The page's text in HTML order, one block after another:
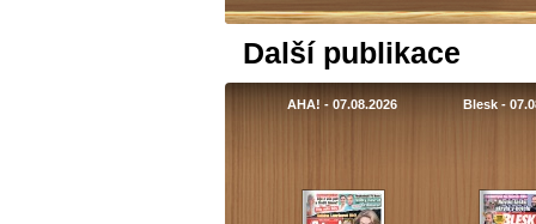
Další publikace
AHA! - 07.08.2026 Blesk -